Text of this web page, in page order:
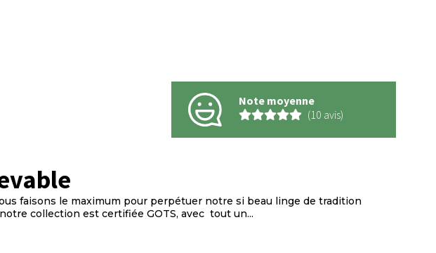
faisons le maximum pour perpétuer notre si beau linge de tradition
collection est certifiée GOTS, avec tout un...
Note moyenne
(10 avis)